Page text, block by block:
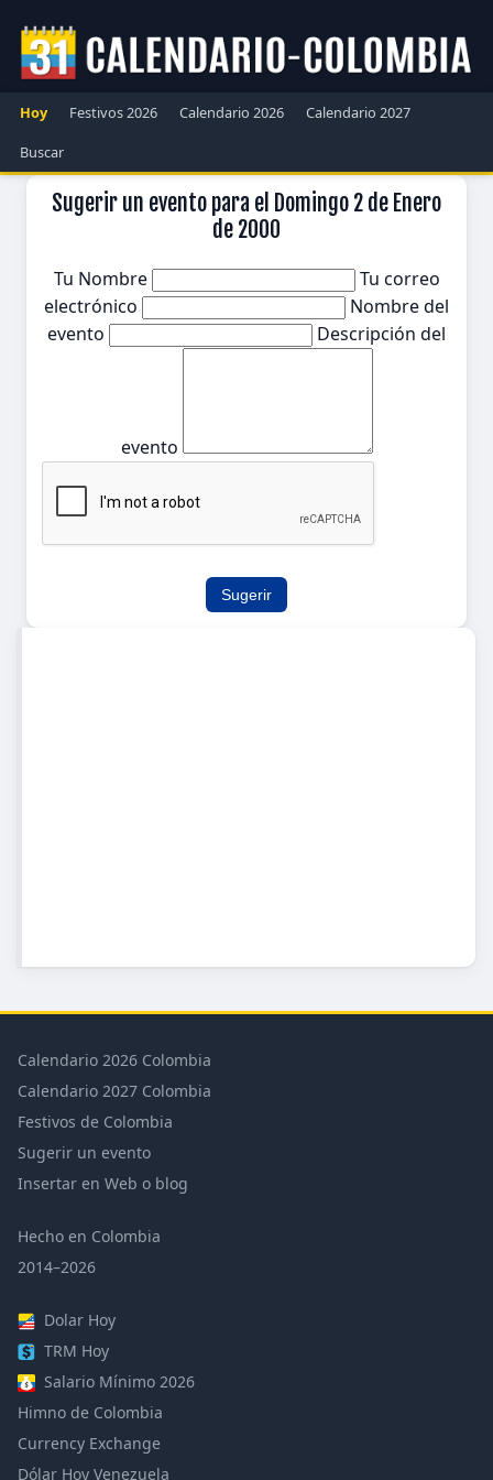
Hoy Festivos 2026 Calendario 2026
Calendario 2027
Buscar
Sugerir un evento para el Domingo 2 de Enero
de 2000
Tu Nombre
Tu correo
electrónico
Nombre del
evento
Descripción del
evento
Sugerir
Calendario 2026 Colombia
Calendario 2027 Colombia
Festivos de Colombia
Sugerir un evento
Insertar en Web o blog
Hecho en Colombia
2014–2026
Dolar Hoy
TRM Hoy
Salario Mínimo 2026
Himno de Colombia
Currency Exchange
Dólar Hoy Venezuela